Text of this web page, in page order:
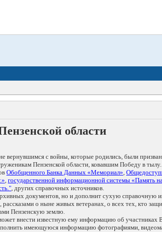
области
вернувшимся с войны, которые родились, были
Пензенской области, ковавшим Победу в тылу.
Обобщенного Банка Данных «Мемориал»,
, государственной информационной системы «Память
, других справочных источников.
документов, но и дополнит сухую
о ныне живых ветеранах, о всех тех, кто
Пензенскую землю.
внести известную ему информацию об участниках
имеющуюся информацию фотографиями,